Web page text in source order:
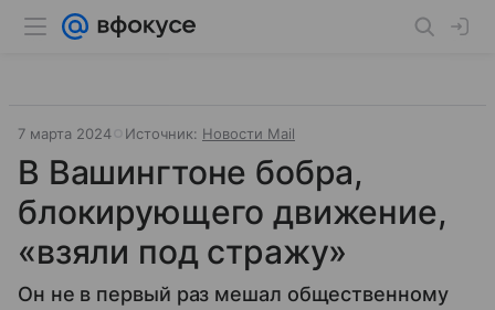
7 марта 2024 Источник: Новости Mail
В Вашингтоне бобра,
блокирующего движение,
«взяли под стражу»
Он не в первый раз мешал общественному